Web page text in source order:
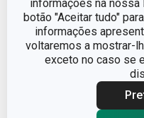
informações na
botão "Aceitar tudo"
informações
voltaremos a mostrar-
exceto no caso se
TIPO
MÁQUINA DE LAVAR